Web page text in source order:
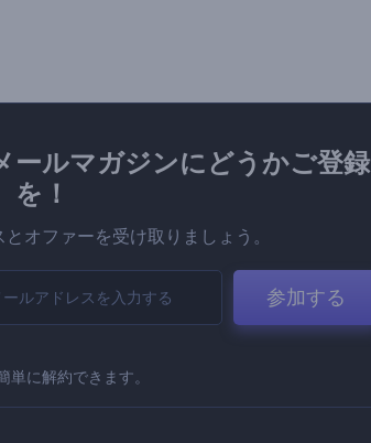
ールマガジンにどうかご登録
を！
オファーを受け取りましょう。
参加する
単に解約できます。